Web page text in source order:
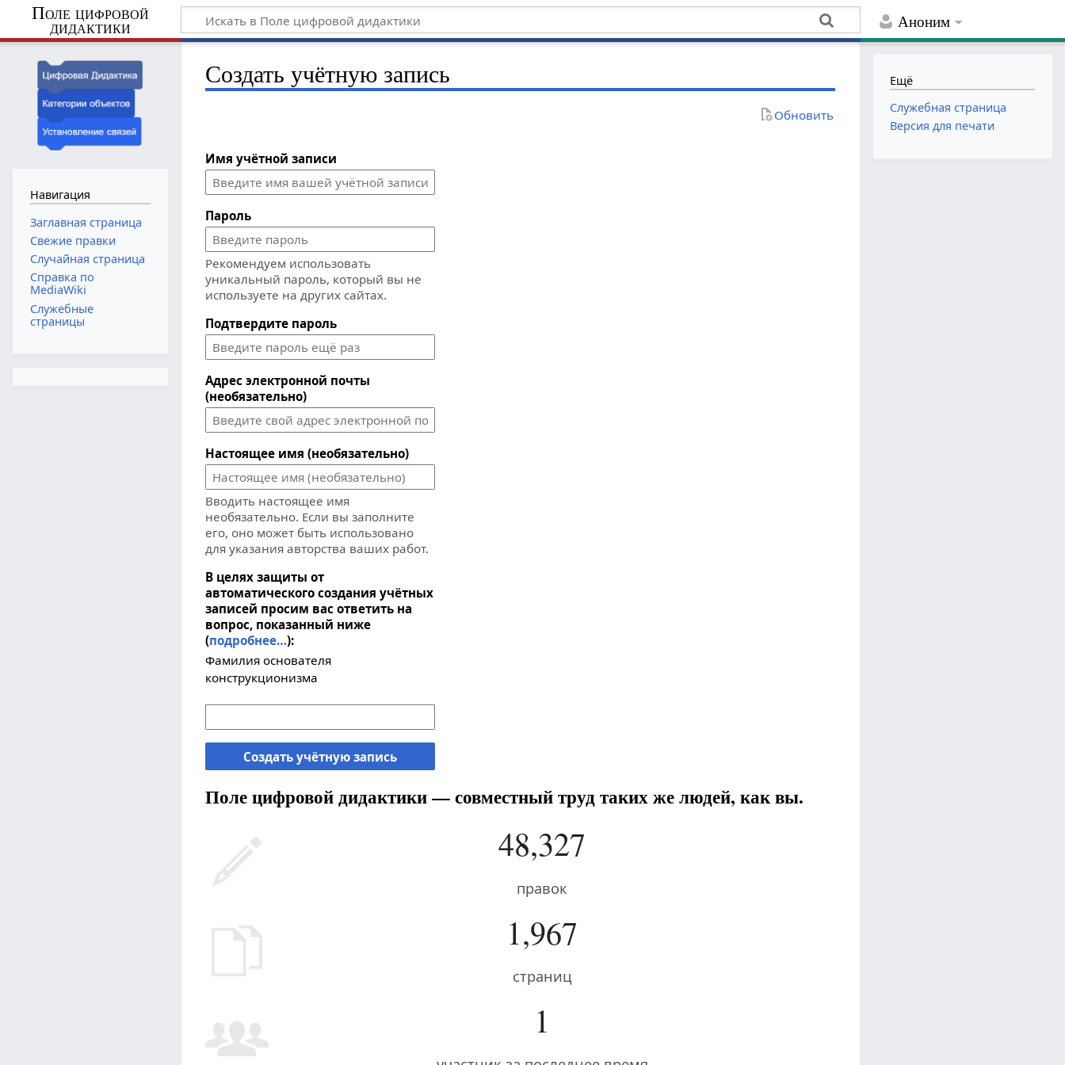
Аноним
Поле цифровой
дидактики
Создать учётную запись
Обновить
Имя учётной записи
Пароль
Рекомендуем использовать
уникальный пароль, который вы не
используете на других сайтах.
Подтвердите пароль
Адрес электронной почты
(необязательно)
Настоящее имя (необязательно)
Вводить настоящее имя
необязательно. Если вы заполните
его, оно может быть использовано
для указания авторства ваших работ.
В целях защиты от
автоматического создания учётных
записей просим вас ответить на
вопрос, показанный ниже
(подробнее…):
Фамилия основателя
конструкционизма
Создать учётную запись
Поле цифровой дидактики — совместный труд таких же людей, как вы.
48,327
правок
1,967
страниц
1
Навигация
Заглавная страница
Свежие правки
Случайная страница
Справка по
MediaWiki
Служебные
страницы
Ещё
Служебная страница
Версия для печати